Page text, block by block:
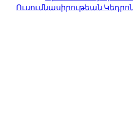
Ուսումնասիրութեան